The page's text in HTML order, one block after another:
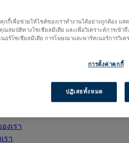
นับสนุน
มการใช้งาน
อเรื่อง
งเรา
รา
คุกกี้เพื่อช่วยให้ไซต์ของเราทำงานได้อย่างถูกต้อง
ณสมบัติทางโซเชียลมีเดีย และเพื่อวิเคราะห์การเข้า
นอร์โซเชียลมีเดีย การโฆษณาและพาร์ทเนอร์การวิเค
การตั้งค่าคุกกี้
ปฏิเสธทั้งหมด